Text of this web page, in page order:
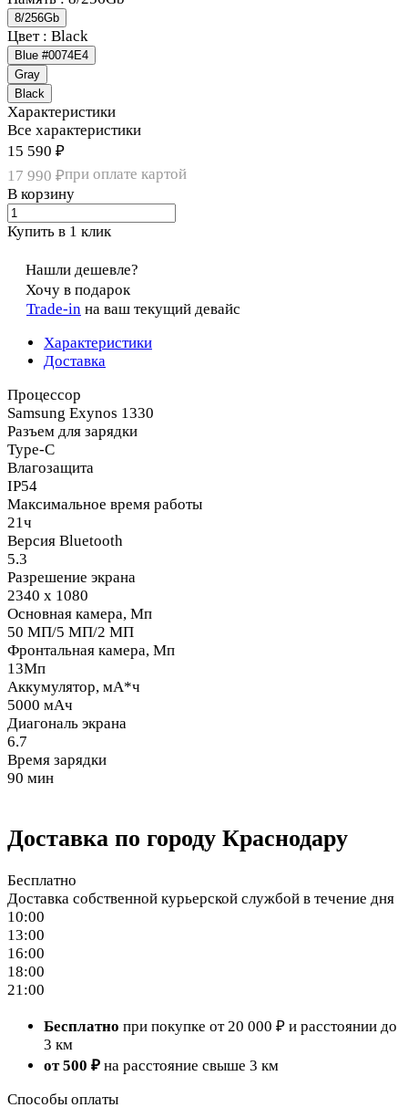
8/256Gb
Цвет : Black
Blue #0074E4
Gray
Black
Характеристики
Все характеристики
15 590 ₽
17 990 ₽при оплате картой
В корзину
Купить в 1 клик
Нашли дешевле?
Хочу в подарок
Trade-in на ваш текущий девайс
Характеристики
Доставка
Процессор
Samsung Exynos 1330
Разъем для зарядки
Type-C
Влагозащита
IP54
Максимальное время работы
21ч
Версия Bluetooth
5.3
Разрешение экрана
2340 x 1080
Основная камера, Мп
50 МП/5 МП/2 МП
Фронтальная камера, Мп
13Мп
Аккумулятор, мА*ч
5000 мАч
Диагональ экрана
6.7
Время зарядки
90 мин
Доставка по городу Краснодару
Бесплатно
Доставка собственной курьерской службой в течение дня
10:00
13:00
16:00
18:00
21:00
Бесплатно при покупке от 20 000 ₽ и расстоянии до
3 км
от 500 ₽ на расстояние свыше 3 км
Способы оплаты